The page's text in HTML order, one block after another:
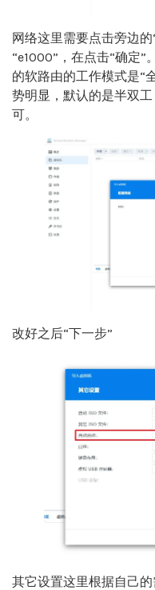
网络这里需要点击旁边
“e1000”，在点击“确定
的软路由的工作模式是“
势明显，默认的是半双
可。
改好之后“下一步”
其它设置这里根据自己